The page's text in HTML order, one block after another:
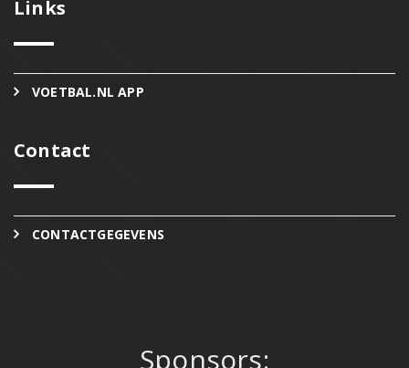
Links
VOETBAL.NL APP
Contact
CONTACTGEGEVENS
Sponsors: